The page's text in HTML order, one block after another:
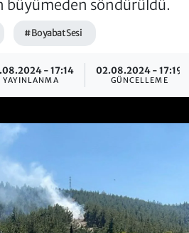
büyümeden söndürüldü.
#Boyabat Sesi
- 17:14
YAYINLANMA
02.08.2024 - 17:19
GÜNCELLEME